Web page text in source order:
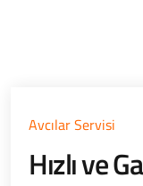
Avcılar Servisi
Hızlı ve